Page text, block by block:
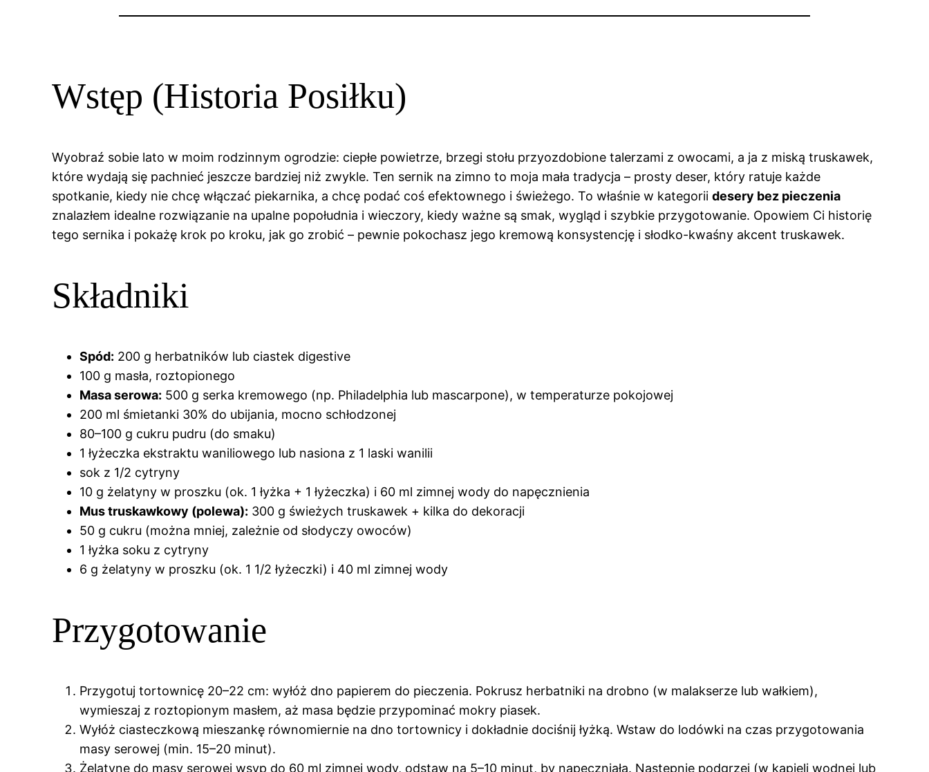
Wstęp (Historia Posiłku)
Wyobraź sobie lato w moim rodzinnym ogrodzie: ciepłe powietrze, brzegi stołu przyozdobione talerzami z owocami, a ja z miską truskawek,
które wydają się pachnieć jeszcze bardziej niż zwykle. Ten sernik na zimno to moja mała tradycja – prosty deser, który ratuje każde
spotkanie, kiedy nie chcę włączać piekarnika, a chcę podać coś efektownego i świeżego. To właśnie w kategoriidesery bez pieczenia
znalazłem idealne rozwiązanie na upalne popołudnia i wieczory, kiedy ważne są smak, wygląd i szybkie przygotowanie. Opowiem Ci historię
tego sernika i pokażę krok po kroku, jak go zrobić – pewnie pokochasz jego kremową konsystencję i słodko-kwaśny akcent truskawek.
Składniki
Spód: 200 g herbatników lub ciastek digestive
100 g masła, roztopionego
Masa serowa: 500 g serka kremowego (np. Philadelphia lub mascarpone), w temperaturze pokojowej
200 ml śmietanki 30% do ubijania, mocno schłodzonej
80–100 g cukru pudru (do smaku)
1 łyżeczka ekstraktu waniliowego lub nasiona z 1 laski wanilii
sok z 1/2 cytryny
10 g żelatyny w proszku (ok. 1 łyżka + 1 łyżeczka) i 60 ml zimnej wody do napęcznienia
Mus truskawkowy (polewa): 300 g świeżych truskawek + kilka do dekoracji
50 g cukru (można mniej, zależnie od słodyczy owoców)
1 łyżka soku z cytryny
6 g żelatyny w proszku (ok. 1 1/2 łyżeczki) i 40 ml zimnej wody
Przygotowanie
Przygotuj tortownicę 20–22 cm: wyłóż dno papierem do pieczenia. Pokrusz herbatniki na drobno (w malakserze lub wałkiem),
wymieszaj z roztopionym masłem, aż masa będzie przypominać mokry piasek.
Wyłóż ciasteczkową mieszankę równomiernie na dno tortownicy i dokładnie dociśnij łyżką. Wstaw do lodówki na czas przygotowania
masy serowej (min. 15–20 minut).
Żelatynę do masy serowej wsyp do 60 ml zimnej wody, odstaw na 5–10 minut, by napęczniała. Następnie podgrzej (w kąpieli wodnej lub